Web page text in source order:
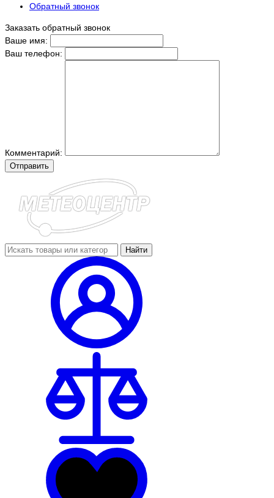
Обратный звонок
Заказать обратный звонок
Ваше имя:
Ваш телефон:
Комментарий:
Отправить
Найти